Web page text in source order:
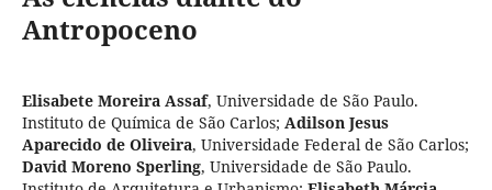
Antropoceno
Elisabete Moreira Assaf, Universidade de São Paulo.
Instituto de Química de São Carlos; Adilson Jesus
Aparecido de Oliveira, Universidade Federal de São Carlos;
David Moreno Sperling, Universidade de São Paulo.